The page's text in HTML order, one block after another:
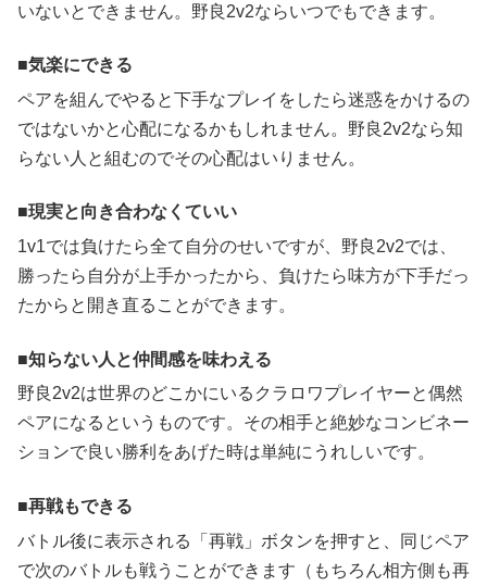
いないとできません。野良2v2ならいつでもできます。
気楽にできる
ペアを組んでやると下手なプレイをしたら迷惑をかけるの
ではないかと心配になるかもしれません。野良2v2なら知
らない人と組むのでその心配はいりません。
現実と向き合わなくていい
1v1では負けたら全て自分のせいですが、野良2v2では、
勝ったら自分が上手かったから、負けたら味方が下手だっ
たからと開き直ることができます。
知らない人と仲間感を味わえる
野良2v2は世界のどこかにいるクラロワプレイヤーと偶然
ペアになるというものです。その相手と絶妙なコンビネー
ションで良い勝利をあげた時は単純にうれしいです。
再戦もできる
バトル後に表示される「再戦」ボタンを押すと、同じペア
で次のバトルも戦うことができます（もちろん相方側も再